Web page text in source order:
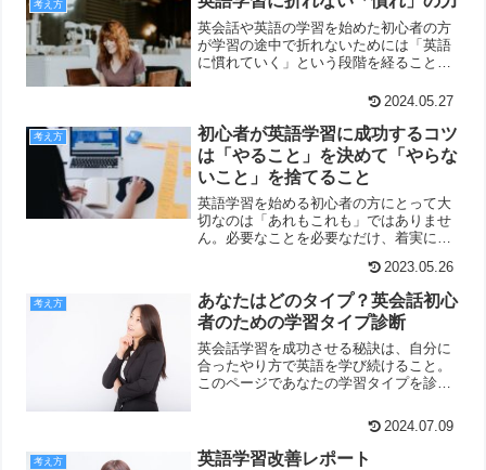
考え方
英会話や英語の学習を始めた初心者の方
が学習の途中で折れないためには「英語
に慣れていく」という段階を経ることが
する前提として、この話を知っておく価
2024.05.27
考え方
初心者が英語学習に成功するコツ
は「やること」を決めて「やらな
いこと」を捨てること
英語学習を始める初心者の方にとって大
切なのは「あれもこれも」ではありませ
ん。必要なことを必要なだけ、着実にこ
2023.05.26
考え方
あなたはどのタイプ？英会話初心
者のための学習タイプ診断
英会話学習を成功させる秘訣は、自分に
合ったやり方で英語を学び続けること。
このページであなたの学習タイプを診断
2024.07.09
考え方 英語学習改善レポート